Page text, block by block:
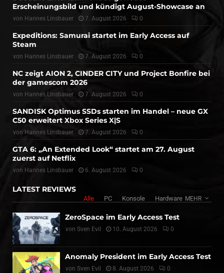
Erscheinungsbild und kündigt August-Showcase an
von Hannes Linsbauer 7. August 2026 0
Expeditions: Samurai startet im Early Access auf
Steam
von Hannes Linsbauer 7. August 2026 0
NC zeigt AION 2, CINDER CITY und Project Bonfire bei
der gamescom 2026
von Hannes Linsbauer 7. August 2026 0
SANDISK Optimus SSDs starten im Handel – neue GX
C50 erweitert Xbox Series X|S
von Hannes Linsbauer 7. August 2026 0
GTA 6: „An Extended Look“ startet am 27. August
zuerst auf Netflix
von Hannes Linsbauer 6. August 2026 0
LATEST REVIEWS
Alle PC Konsole Hardware MEHR
ZeroSpace im Early Access Test
von Sven Evil 10. August 2026 0
Anomaly President im Early Access Test
von Sven Evil 8. August 2026 0